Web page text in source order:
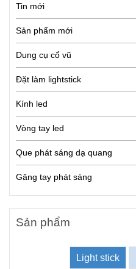
Tin mới
Sản phẩm mới
Dung cụ cổ vũ
Đặt làm lightstick
Kính led
Vòng tay led
Que phát sáng dạ quang
Găng tay phát sáng
Sản phẩm
Light stick